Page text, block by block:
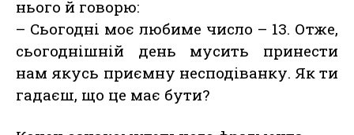
нього й говорю:
– Сьогодні моє любиме число – 13. Отже,
сьогоднішній день мусить принести
нам якусь приємну несподіванку. Як ти
гадаєш, що це має бути?